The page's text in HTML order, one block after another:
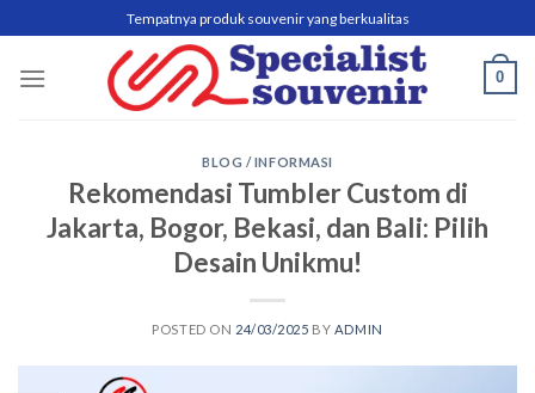
to
content
Tempatnya produk souvenir yang berkualitas
0
BLOG / INFORMASI
Rekomendasi Tumbler Custom di
Jakarta, Bogor, Bekasi, dan Bali: Pilih
Desain Unikmu!
POSTED ON 24/03/2025 BY ADMIN